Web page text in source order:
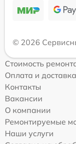
© 2026
Стоимость
Оплата и доставка
Контакты
Вакансии
О компании
Ремонтируемые
Наши услуги